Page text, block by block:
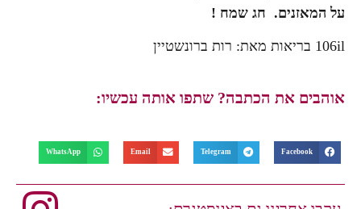
על המאזנים. חג שמח !
106il בריאות מאת: רות ברונשטיין
אוהבים את הכתבה? שתפו אותה עכשיו:
Facebook
Telegram
Email
WhatsApp